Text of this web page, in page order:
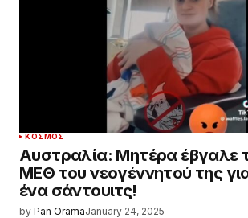
ΚΌΣΜΟΣ
Αυστραλία: Μητέρα έβγαλε
ΜΕΘ του νεογέννητού της
ένα σάντουιτς!
by Pan OramaJanuary 24, 2025